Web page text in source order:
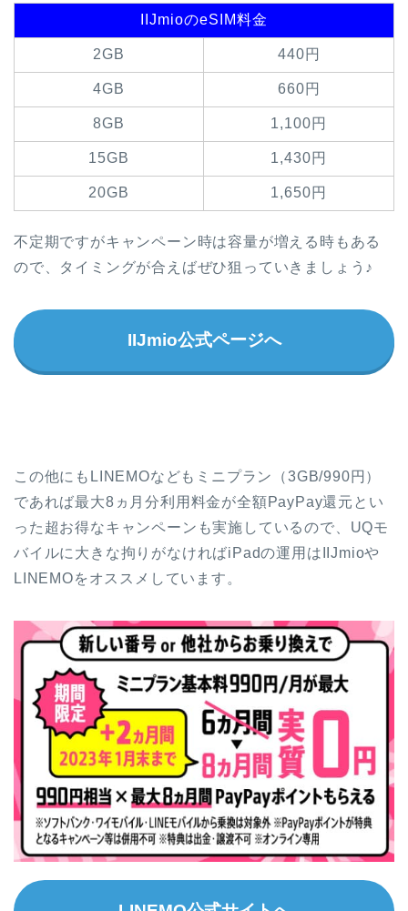
IIJmioのeSIM料金
2GB 440円
4GB 660円
8GB 1,100円
15GB 1,430円
20GB 1,650円
不定期ですがキャンペーン時は容量が増える時もある
ので、タイミングが合えばぜひ狙っていきましょう♪
IIJmio公式ページへ
この他にもLINEMOなどもミニプラン（3GB/990円）
であれば最大8ヵ月分利用料金が全額PayPay還元とい
った超お得なキャンペーンも実施しているので、UQモ
バイルに大きな拘りがなければiPadの運用はIIJmioや
LINEMOをオススメしています。